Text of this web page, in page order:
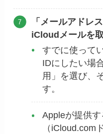
「メールアドレ
iCloudメールを
すでに使って
IDにしたい場
用」を選び、
す。
Appleが提供
（iCloud.com